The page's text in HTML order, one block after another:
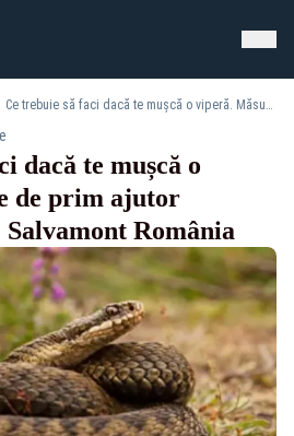
Ce trebuie să faci dacă te mușcă o viperă. Măsurile de prim ajutor recomandate de Salvamont România
dacă te mușcă o
de prim ajutor
România